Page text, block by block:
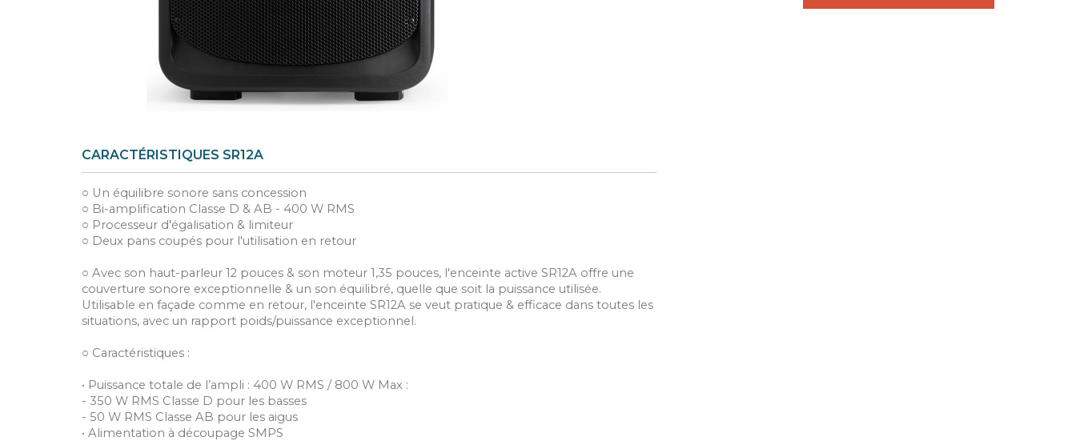
CARACTÉRISTIQUES SR12A
○ Un équilibre sonore sans concession
○ Bi-amplification Classe D & AB - 400 W RMS
○ Processeur d'égalisation & limiteur
○ Deux pans coupés pour l'utilisation en retour
○ Avec son haut-parleur 12 pouces & son moteur 1,35 pouces, l'enceinte active SR12A offre une
couverture sonore exceptionnelle & un son équilibré, quelle que soit la puissance utilisée.
Utilisable en façade comme en retour, l'enceinte SR12A se veut pratique & efficace dans toutes les
situations, avec un rapport poids/puissance exceptionnel.
○ Caractéristiques :
• Puissance totale de l’ampli : 400 W RMS / 800 W Max :
- 350 W RMS Classe D pour les basses
- 50 W RMS Classe AB pour les aigus
• Alimentation à découpage SMPS